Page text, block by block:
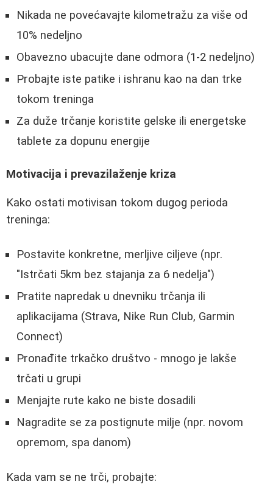
Nikada ne povećavajte kilometražu za više od
10% nedeljno
Obavezno ubacujte dane odmora (1-2 nedeljno)
Probajte iste patike i ishranu kao na dan trke
tokom treninga
Za duže trčanje koristite gelske ili energetske
tablete za dopunu energije
Motivacija i prevazilaženje kriza
Kako ostati motivisan tokom dugog perioda
treninga:
Postavite konkretne, merljive ciljeve (npr.
"Istrčati 5km bez stajanja za 6 nedelja")
Pratite napredak u dnevniku trčanja ili
aplikacijama (Strava, Nike Run Club, Garmin
Connect)
Pronađite trkačko društvo - mnogo je lakše
trčati u grupi
Menjajte rute kako ne biste dosadili
Nagradite se za postignute milje (npr. novom
opremom, spa danom)
Kada vam se ne trči, probajte: